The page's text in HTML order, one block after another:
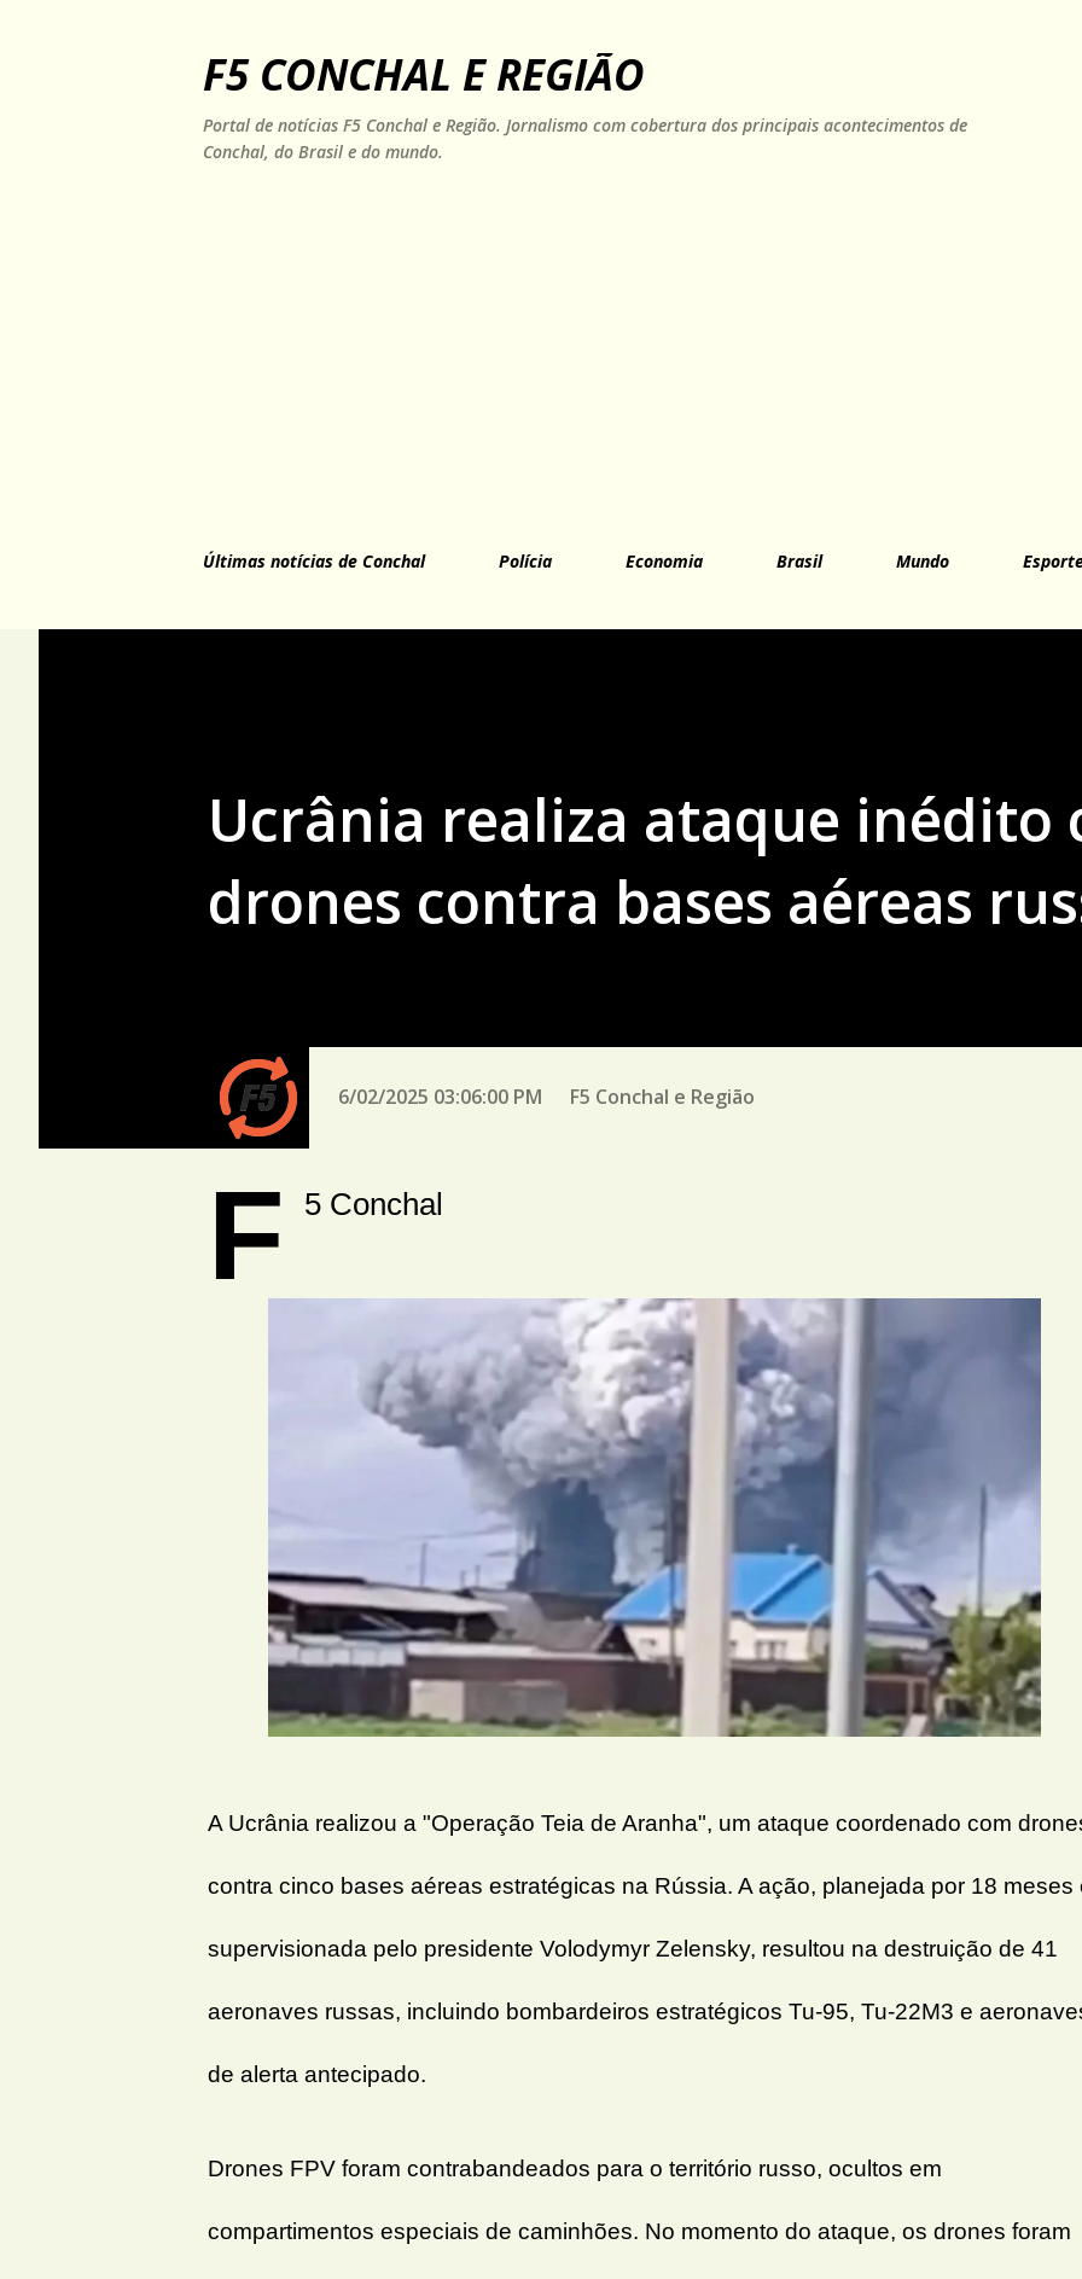
F5 CONCHAL E REGIÃO
Portal de notícias F5 Conchal e Região. Jornalismo com cobertura dos principais acontecimentos de
Conchal, do Brasil e do mundo.
Últimas notícias de Conchal Polícia Economia Brasil Mundo
Ucrânia realiza ataque inédito
drones contra bases aéreas
6/02/2025 03:06:00 PM F5 Conchal e Região
F 5 Conchal
A Ucrânia realizou a "Operação Teia de Aranha", um ataque coordenado com
contra cinco bases aéreas estratégicas na Rússia. A ação, planejada por 18 meses
supervisionada pelo presidente Volodymyr Zelensky, resultou na destruição de 41
aeronaves russas, incluindo bombardeiros estratégicos Tu-95, Tu-22M3 e
de alerta antecipado.
Drones FPV foram contrabandeados para o território russo, ocultos em
compartimentos especiais de caminhões. No momento do ataque, os drones foram